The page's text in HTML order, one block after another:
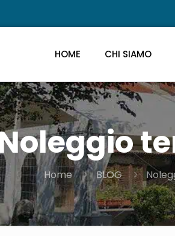
HOME CHI SIAMO
Home BLOG